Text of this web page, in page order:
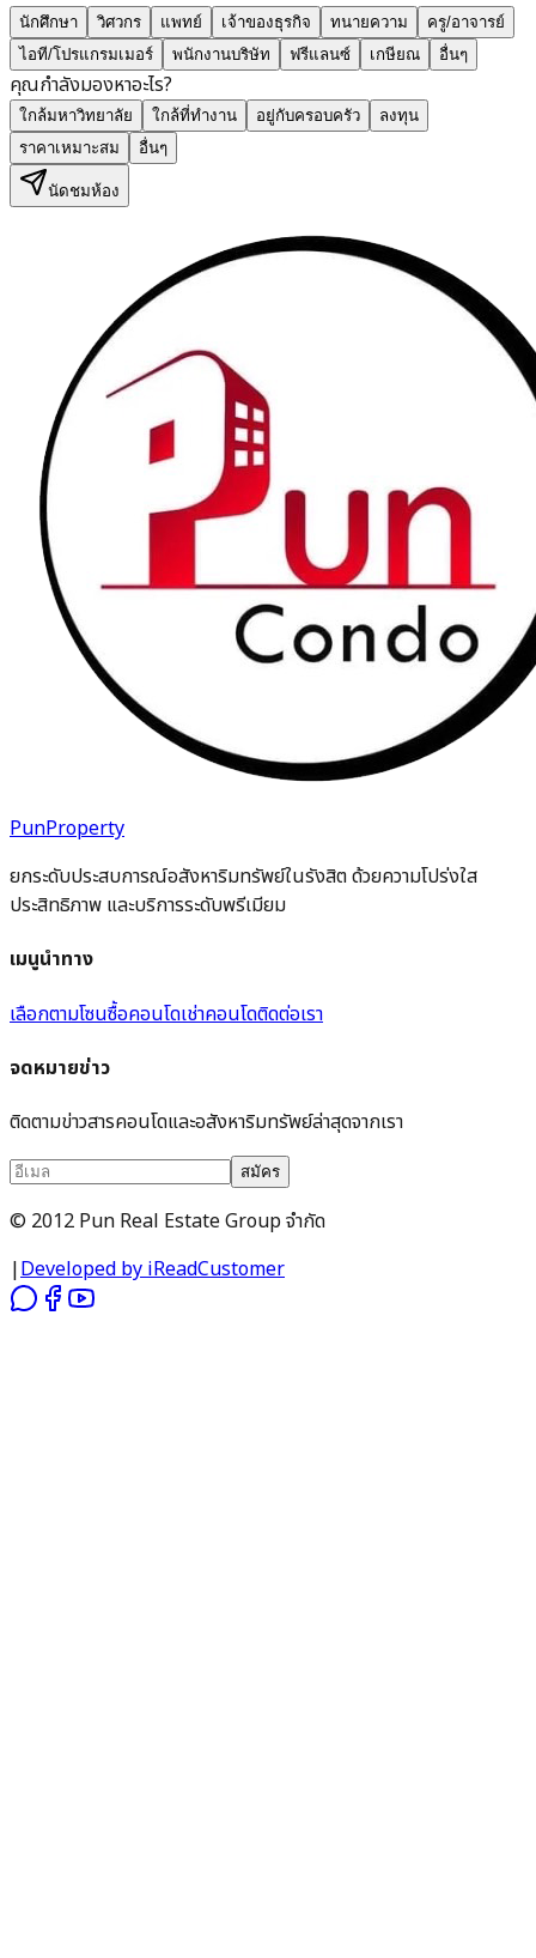
นักศึกษา วิศวกร แพทย์ เจ้าของธุรกิจ ทนายความ
ครู/อาจารย์
ไอที/โปรแกรมเมอร์
พนักงานบริษัท ฟรีแลนซ์ เกษียณ อื่นๆ
คุณกำลังมองหาอะไร?
ใกล้มหาวิทยาลัย ใกล้ที่ทำงาน อยู่กับครอบครัว
ลงทุน
ราคาเหมาะสม
อื่นๆ
นัดชมห้อง
PunProperty
ยกระดับประสบการณ์อสังหาริมทรัพย์ในรังสิต ด้วยความโปร่งใส
ประสิทธิภาพ และบริการระดับพรีเมียม
เมนูนำทาง
เลือกตามโซนซื้อคอนโดเช่าคอนโดติดต่อเรา
จดหมายข่าว
ติดตามข่าวสารคอนโดและอสังหาริมทรัพย์ล่าสุดจากเรา
สมัคร
© 2012 Pun Real Estate Group จำกัด
|Developed by iReadCustomer